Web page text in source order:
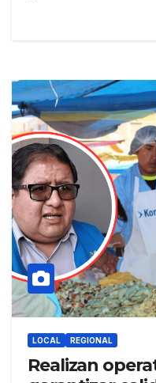
LOCAL REGIONAL
Realizan